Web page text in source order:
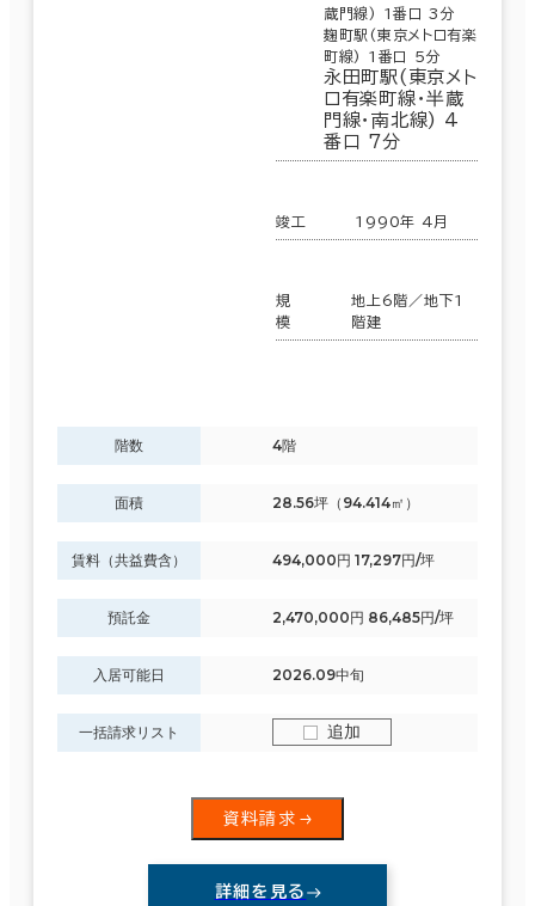
蔵門線) 1番口 3分
麹町駅(東京メトロ有楽
町線) 1番口 5分
永田町駅(東京メト
ロ有楽町線･半蔵
門線･南北線) 4
番口 7分
竣工 1990年 4月
規
模
地上6階／地下1
階建
階数 4階
面積 28.56坪（94.414㎡）
賃料（共益費含） 494,000円 17,297円/坪
預託金 2,470,000円 86,485円/坪
入居可能日 2026.09中旬
一括請求リスト 追加
資料請求
詳細を見る